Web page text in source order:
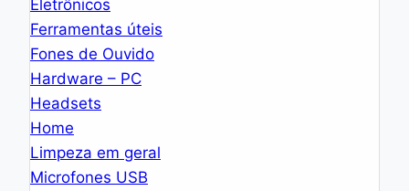
Eletrônicos
Ferramentas úteis
Fones de Ouvido
Hardware – PC
Headsets
Home
Limpeza em geral
Microfones USB